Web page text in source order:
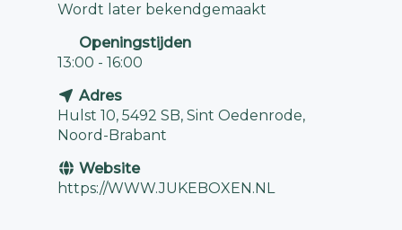
Wordt later bekendgemaakt
Openingstijden
13:00 - 16:00
Adres
Hulst 10, 5492 SB, Sint Oedenrode,
Noord-Brabant
Website
https://WWW.JUKEBOXEN.NL